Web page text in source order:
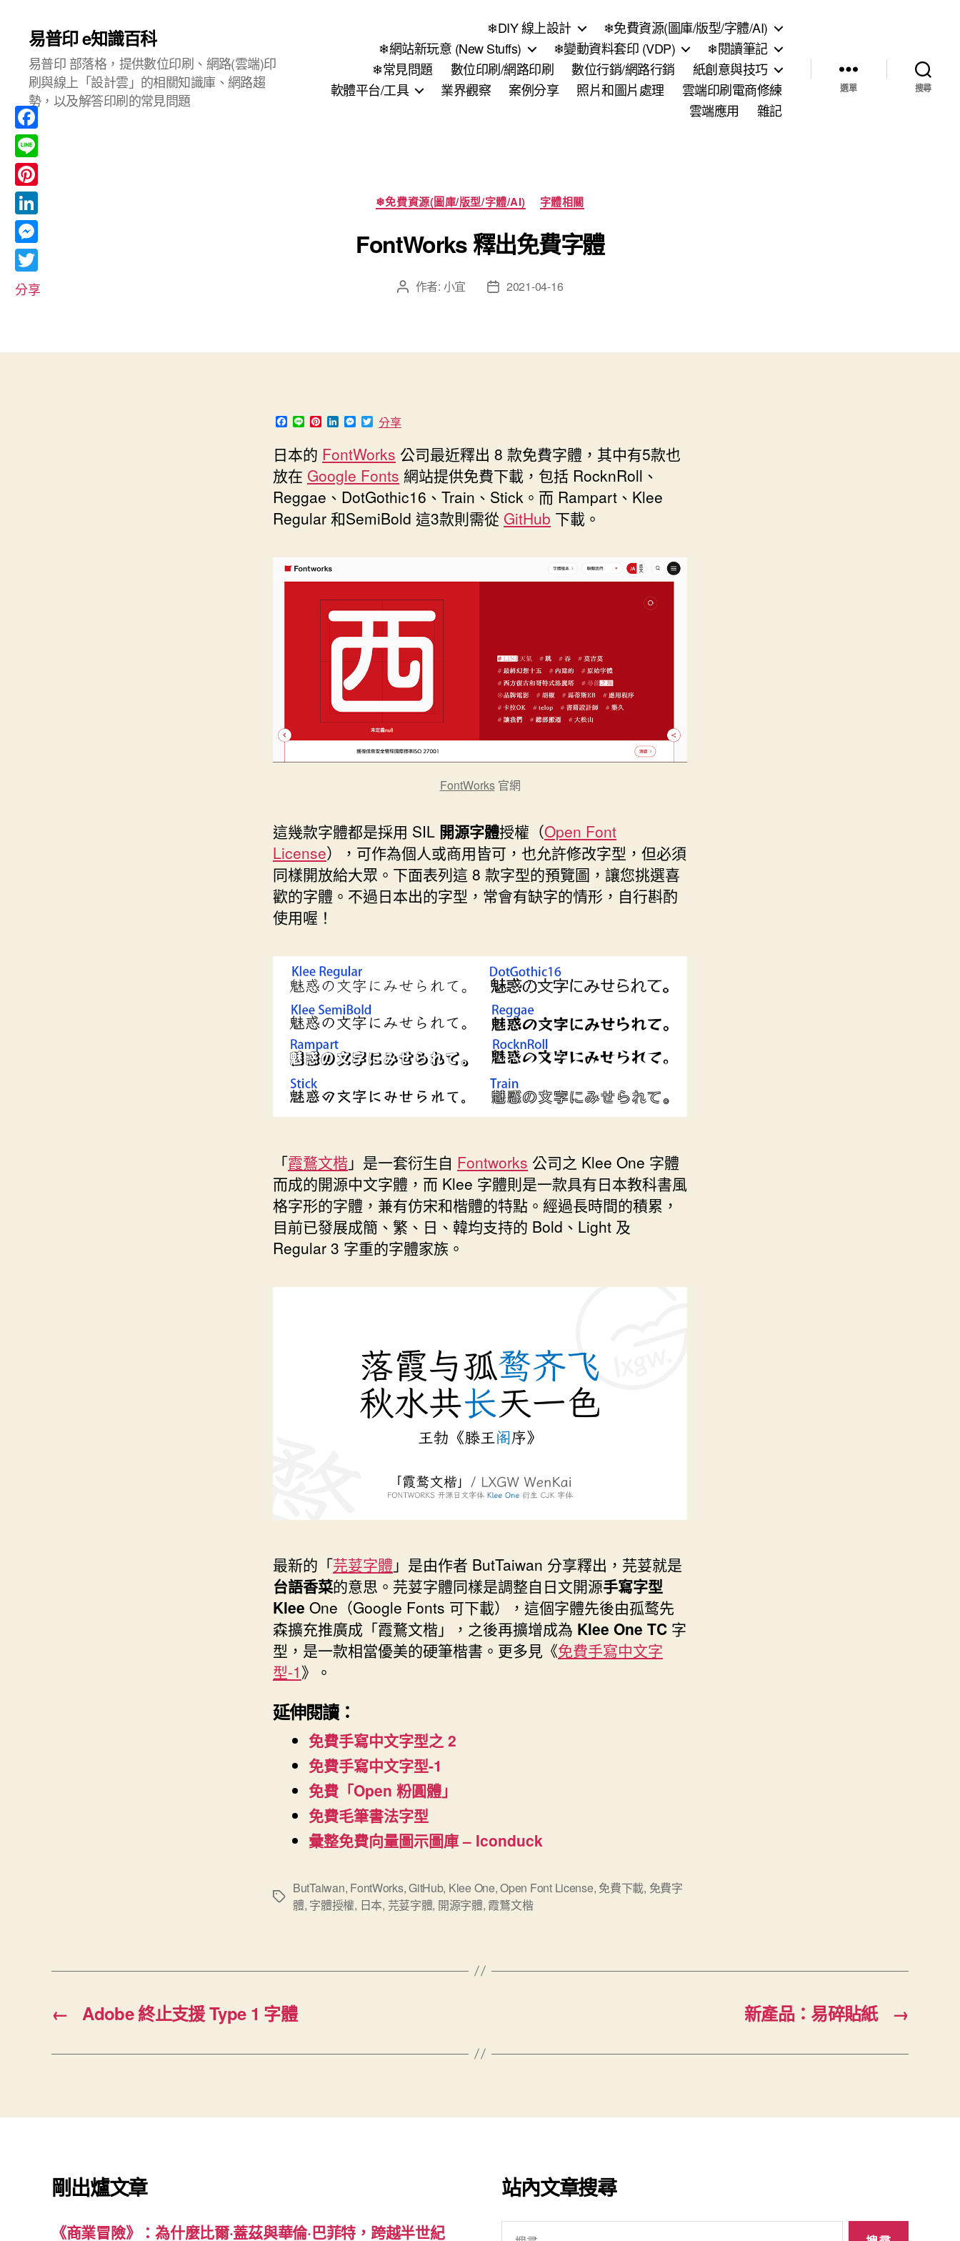
易普印 e知識百科
易普印 部落格，提供數位印刷、網路(雲端)印
刷與線上「設計雲」的相關知識庫、網路趨
勢，以及解答印刷的常見問題
❄DIY 線上設計
❄免費資源(圖庫/版型/字體/AI)
❄網站新玩意 (New Stuffs)
❄變動資料套印 (VDP)
❄閱讀筆記
❄常見問題
數位印刷/網路印刷 數位行銷/網路行銷
紙創意與技巧
軟體平台/工具
業界觀察 案例分享 照片和圖片處理
雲端印刷電商修練
雲端應用
雜記
選單 搜尋
分
類
❄免費資源(圖庫/版型/字體/AI) 字體相關
FontWorks 釋出免費字體
文 作者: 小宜
文
日
2021-04-16
F
a
e
b
o
k
L
n
e
P
e
r
e
s
t
L
k
e
d
I
n
M
e
s
e
n
g
e
r
T
w
t
t
e
r
分享
日本的 FontWorks 公司最近釋出 8 款免費字體，其中有5款也
放在 Google Fonts 網站提供免費下載，包括 RocknRoll、
Reggae、DotGothic16、Train、Stick。而 Rampart、Klee
Regular 和SemiBold 這3款則需從 GitHub 下載。
FontWorks官網
這幾款字體都是採用 SIL 開源字體授權（Open Font
License），可作為個人或商用皆可，也允許修改字型，但必須
同樣開放給大眾。下面表列這 8 款字型的預覽圖，讓您挑選喜
歡的字體。不過日本出的字型，常會有缺字的情形，自行斟酌
使用喔！
「霞鶩文楷 」是一套衍生自 Fontworks 公司之 Klee One 字體
而成的開源中文字體，而 Klee 字體則是一款具有日本教科書風
格字形的字體，兼有仿宋和楷體的特點。經過長時間的積累，
目前已發展成簡、繁、日、韓均支持的 Bold、Light 及
Regular 3 字重的字體家族。
最新的「芫荽字體 」是由作者 ButTaiwan 分享釋出，芫荽就是
台語香菜的意思。芫荽字體同樣是調整自日文開源手寫字型
Klee One（Google Fonts 可下載），這個字體先後由孤鹜先
森擴充推廣成「霞鶩文楷」，之後再擴增成為 Klee One TC 字
型，是一款相當優美的硬筆楷書。更多見《免費手寫中文字
型-1》。
延伸閱讀：
免費手寫中文字型之 2
免費手寫中文字型-1
免費「Open 粉圓體」
免費毛筆書法字型
彙整免費向量圖示圖庫 – Iconduck
標
ButTaiwan, FontWorks,GitHub, Klee One,Open Font License, 免費下載, 免費字
體, 字體授權, 日本, 芫荽字體, 開源字體, 霞鶩文楷
← Adobe 終止支援 Type 1 字體 →
新產品：易碎貼紙
剛出爐文章
《商業冒險》：為什麼比爾·蓋茲與華倫·巴菲特，跨越半世紀
站內文章搜尋
F
a
c
e
b
o
o
k
L
i
n
e
P
i
n
t
e
s
L
i
n
k
M
e
s
T
t
分享